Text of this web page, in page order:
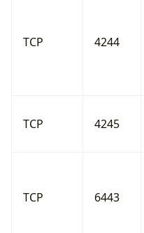
TCP 4244
TCP 4245
TCP 6443